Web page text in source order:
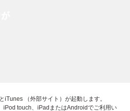
iTunes （外部サイト）が起動します。
iPod touch、iPadまたはAndroidでご利用い